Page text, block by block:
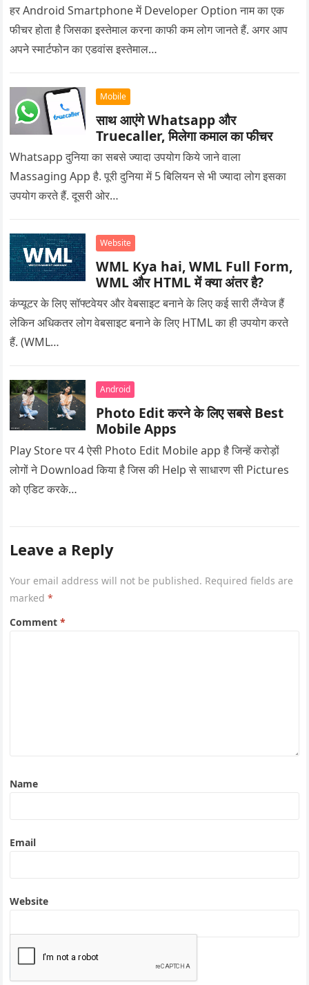
हर Android Smartphone में Developer Option नाम का एक
फीचर होता है जिसका इस्तेमाल करना काफी कम लोग जानते हैं. अगर आप
अपने स्मार्टफोन का एडवांस इस्तेमाल…
Mobile
साथ आएंगे Whatsapp और
Truecaller, मिलेगा कमाल का फीचर
Whatsapp दुनिया का सबसे ज्यादा उपयोग किये जाने वाला
Massaging App है. पूरी दुनिया में 5 बिलियन से भी ज्यादा लोग इसका
उपयोग करते हैं. दूसरी ओर…
Website
WML Kya hai, WML Full Form,
WML और HTML में क्या अंतर है?
कंप्यूटर के लिए सॉफ्टवेयर और वेबसाइट बनाने के लिए कई सारी लैंग्वेज हैं
लेकिन अधिकतर लोग वेबसाइट बनाने के लिए HTML का ही उपयोग करते
हैं. (WML…
Android
Photo Edit करने के लिए सबसे Best
Mobile Apps
Play Store पर 4 ऐसी Photo Edit Mobile app है जिन्हें करोड़ों
लोगों ने Download किया है जिस की Help से साधारण सी Pictures
को एडिट करके…
Leave a Reply
Your email address will not be published. Required fields are
marked*
Comment*
Name
Email
Website